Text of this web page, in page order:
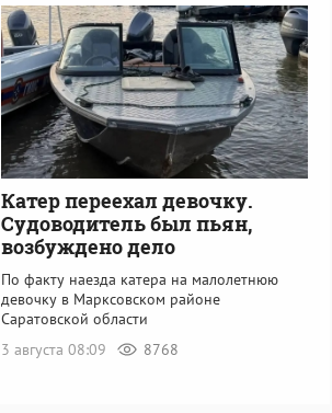
Катер переехал девочку.
Судоводитель был пьян,
возбуждено дело
По факту наезда катера на малолетнюю
девочку в Марксовском районе
Саратовской области
3 августа 08:09
8768